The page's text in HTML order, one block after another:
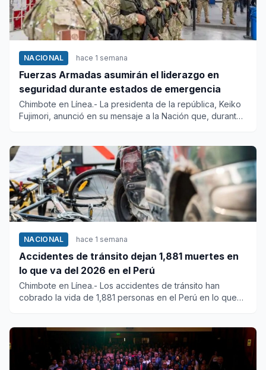
NACIONAL hace 1 semana
Fuerzas Armadas asumirán el liderazgo en
seguridad durante estados de emergencia
Chimbote en Línea.- La presidenta de la república, Keiko
Fujimori, anunció en su mensaje a la Nación que, durante
NACIONAL hace 1 semana
Accidentes de tránsito dejan 1,881 muertes en
lo que va del 2026 en el Perú
Chimbote en Línea.- Los accidentes de tránsito han
cobrado la vida de 1,881 personas en el Perú en lo que